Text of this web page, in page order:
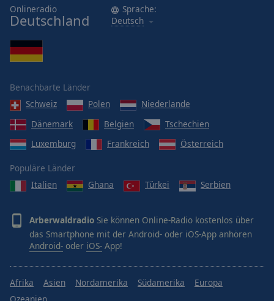
Onlineradio
Deutschland
Sprache:
Deutsch
Benachbarte Länder
Schweiz
Polen
Niederlande
Dänemark
Belgien
Tschechien
Luxemburg
Frankreich Österreich
Populäre Länder
Italien
Ghana Türkei Serbien
Arberwaldradio Sie können Online-Radio kostenlos über
das Smartphone mit der Android- oder iOS-App anhören
Android- oder iOS- App!
Afrika Asien Nordamerika Südamerika
Europa